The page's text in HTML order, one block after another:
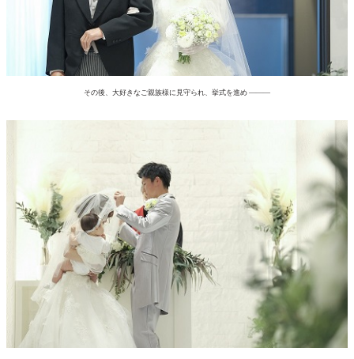
その後、大好きなご親族様に見守られ、挙式を進め ———